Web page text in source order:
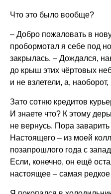
Что это было вообще?
– Добро пожаловать в
пробормотал я себе под
закрылась. – Дождался,
до крыш этих чёртовых
и не взлетели, а,
Зато сотню кредитов
И знаете что? К этому
не вернусь. Пора
Настоящего – из моей
позапрошлого года с
Если, конечно, он ещё
настоящее – самая